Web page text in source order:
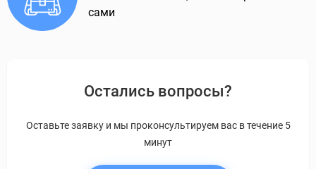
сами
Остались вопросы?
Оставьте заявку и мы проконсультируем вас в течение 5
минут